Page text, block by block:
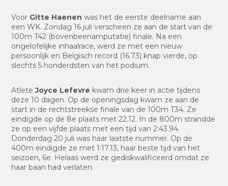
Voor Gitte Haenen was het de eerste deelname aan
een WK. Zondag 16 juli verscheen ze aan de start van de
100m T42 (bovenbeenamputatie) finale. Na een
ongelofelijke inhaalrace, werd ze met een nieuw
persoonlijk en Belgisch record (16.73) knap vierde, op
slechts 5 honderdsten van het podium.
AtleteJoyce Lefevre kwam drie keer in actie tijdens
deze 10 dagen. Op de openingsdag kwam ze aan de
start in de rechtstreekse finale van de 100m T34. Ze
eindigde op de 8e plaats met 22.12. In de 800m strandde
ze op een vijfde plaats met een tijd van 2:43.94.
Donderdag 20 juli was haar laatste nummer. Op de
400m eindigde ze met 1:17.13, haar beste tijd van het
seizoen, 6e. Helaas werd ze gediskwalificeerd omdat ze
haar baan had verlaten.